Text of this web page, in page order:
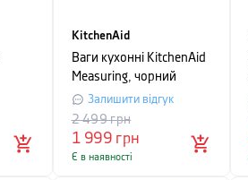
KitchenAid
Ваги кухонні KitchenAid
Measuring, чорний
Залишити відгук
1 999 грн
2 499грн
Є в наявності